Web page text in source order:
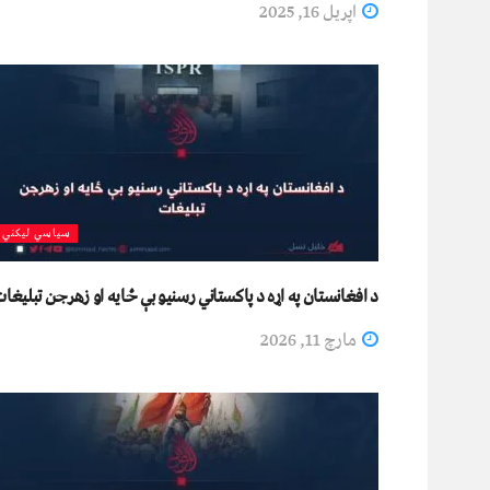
اپریل 16, 2025
سیاسي لیکني
د افغانستان په اړه د پاکستاني رسنیو بې ځایه او زهرجن
مارچ 11, 2026